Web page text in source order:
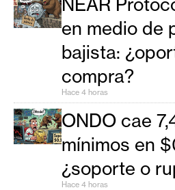
b
d
a
d
en medio de
bajista:
compra?
Hace 4 horas
ONDO cae
mínimos en
¿soporte o
Hace 4 horas